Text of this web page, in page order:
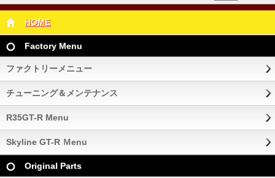
HOME
Factory Menu
ファクトリーメニュー
チューニング＆メンテナンス
R35GT-R Menu
Skyline GT-R Ｍenu
Original Parts